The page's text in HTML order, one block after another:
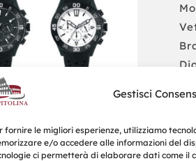
Gestisci
fornire le migliori esperienze, utilizziamo
e/o accedere alle informazioni del
ci permetterà di elaborare dati come il